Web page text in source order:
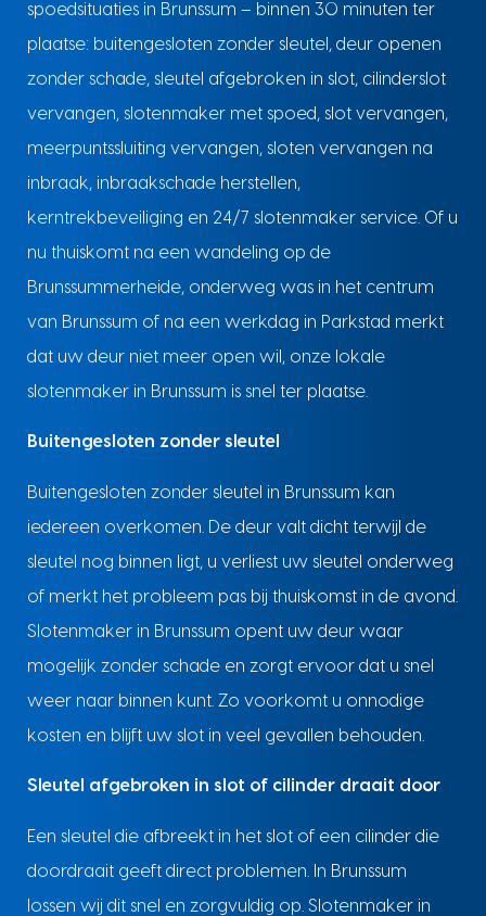
spoedsituaties in Brunssum – binnen 30 minuten ter
plaatse: buitengesloten zonder sleutel, deur openen
zonder schade, sleutel afgebroken in slot, cilinderslot
vervangen, slotenmaker met spoed, slot vervangen,
meerpuntssluiting vervangen, sloten vervangen na
inbraak, inbraakschade herstellen,
kerntrekbeveiliging en 24/7 slotenmaker service. Of u
nu thuiskomt na een wandeling op de
Brunssummerheide, onderweg was in het centrum
van Brunssum of na een werkdag in Parkstad merkt
dat uw deur niet meer open wil, onze lokale
slotenmaker in Brunssum is snel ter plaatse.
Buitengesloten zonder sleutel
Buitengesloten zonder sleutel in Brunssum kan
iedereen overkomen. De deur valt dicht terwijl de
sleutel nog binnen ligt, u verliest uw sleutel onderweg
of merkt het probleem pas bij thuiskomst in de avond.
Slotenmaker in Brunssum opent uw deur waar
mogelijk zonder schade en zorgt ervoor dat u snel
weer naar binnen kunt. Zo voorkomt u onnodige
kosten en blijft uw slot in veel gevallen behouden.
Sleutel afgebroken in slot of cilinder draait door
Een sleutel die afbreekt in het slot of een cilinder die
doordraait geeft direct problemen. In Brunssum
lossen wij dit snel en zorgvuldig op. Slotenmaker in